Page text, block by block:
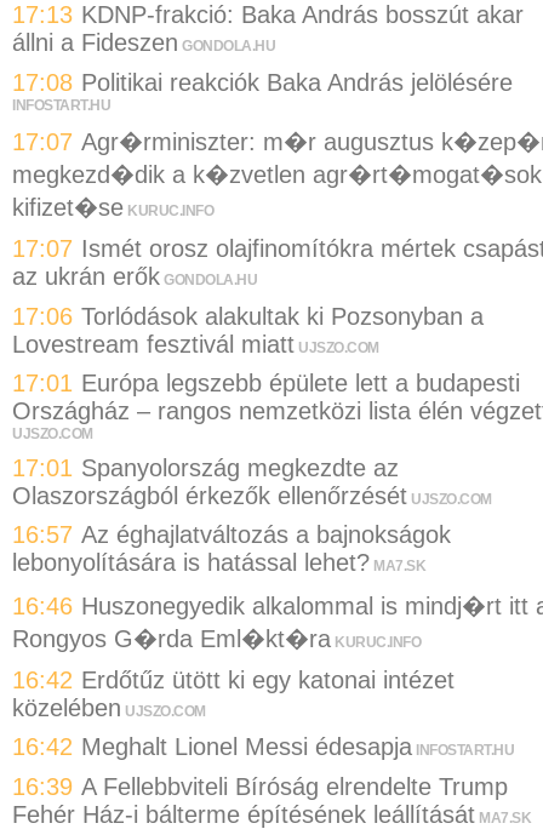
17:13 KDNP-frakció: Baka András bosszút akar
állni a Fideszen GONDOLA.HU
17:08 Politikai reakciók Baka András jelölésére
INFOSTART.HU
17:07 Agr�rminiszter: m�r augusztus
megkezd�dik a k�zvetlen agr�rt�mogat�sok
kifizet�se KURUC.INFO
17:07 Ismét orosz olajfinomítókra mértek
az ukrán erők GONDOLA.HU
17:06 Torlódások alakultak ki Pozsonyban a
Lovestream fesztivál miatt UJSZO.COM
17:01 Európa legszebb épülete lett a budapesti
Országház – rangos nemzetközi lista élén
UJSZO.COM
17:01 Spanyolország megkezdte az
Olaszországból érkezők ellenőrzését UJSZO.COM
16:57 Az éghajlatváltozás a bajnokságok
lebonyolítására is hatással lehet? MA7.SK
16:46 Huszonegyedik alkalommal is mindj�rt itt
Rongyos G�rda Eml�kt�ra KURUC.INFO
16:42 Erdőtűz ütött ki egy katonai intézet
közelében UJSZO.COM
16:42 Meghalt Lionel Messi édesapja INFOSTART.HU
16:39 A Fellebbviteli Bíróság elrendelte Trump
Fehér Ház-i bálterme építésének leállítását MA7.SK